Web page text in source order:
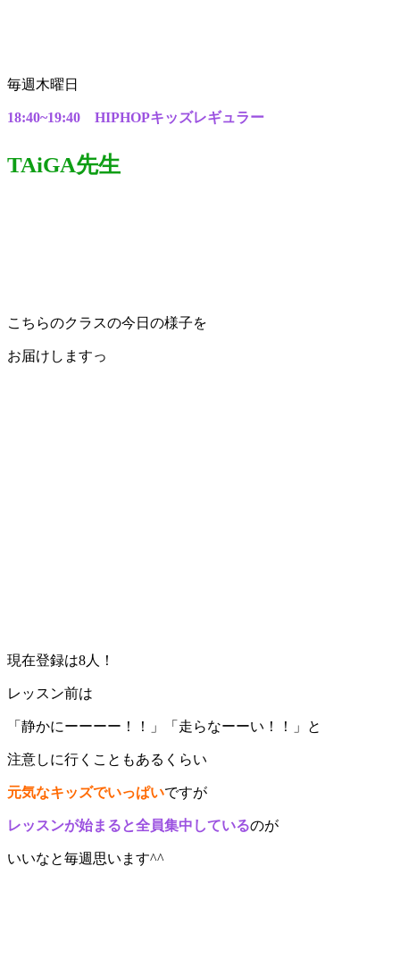
毎週木曜日
18:40~19:40 HIPHOPキッズレギュラー
TAiGA先生
こちらのクラスの今日の様子を
お届けしますっ
現在登録は8人！
レッスン前は
「静かにーーーー！！」「走らなーーい！！」と
注意しに行くこともあるくらい
元気なキッズでいっぱいですが
レッスンが始まると全員集中しているのが
いいなと毎週思います^^